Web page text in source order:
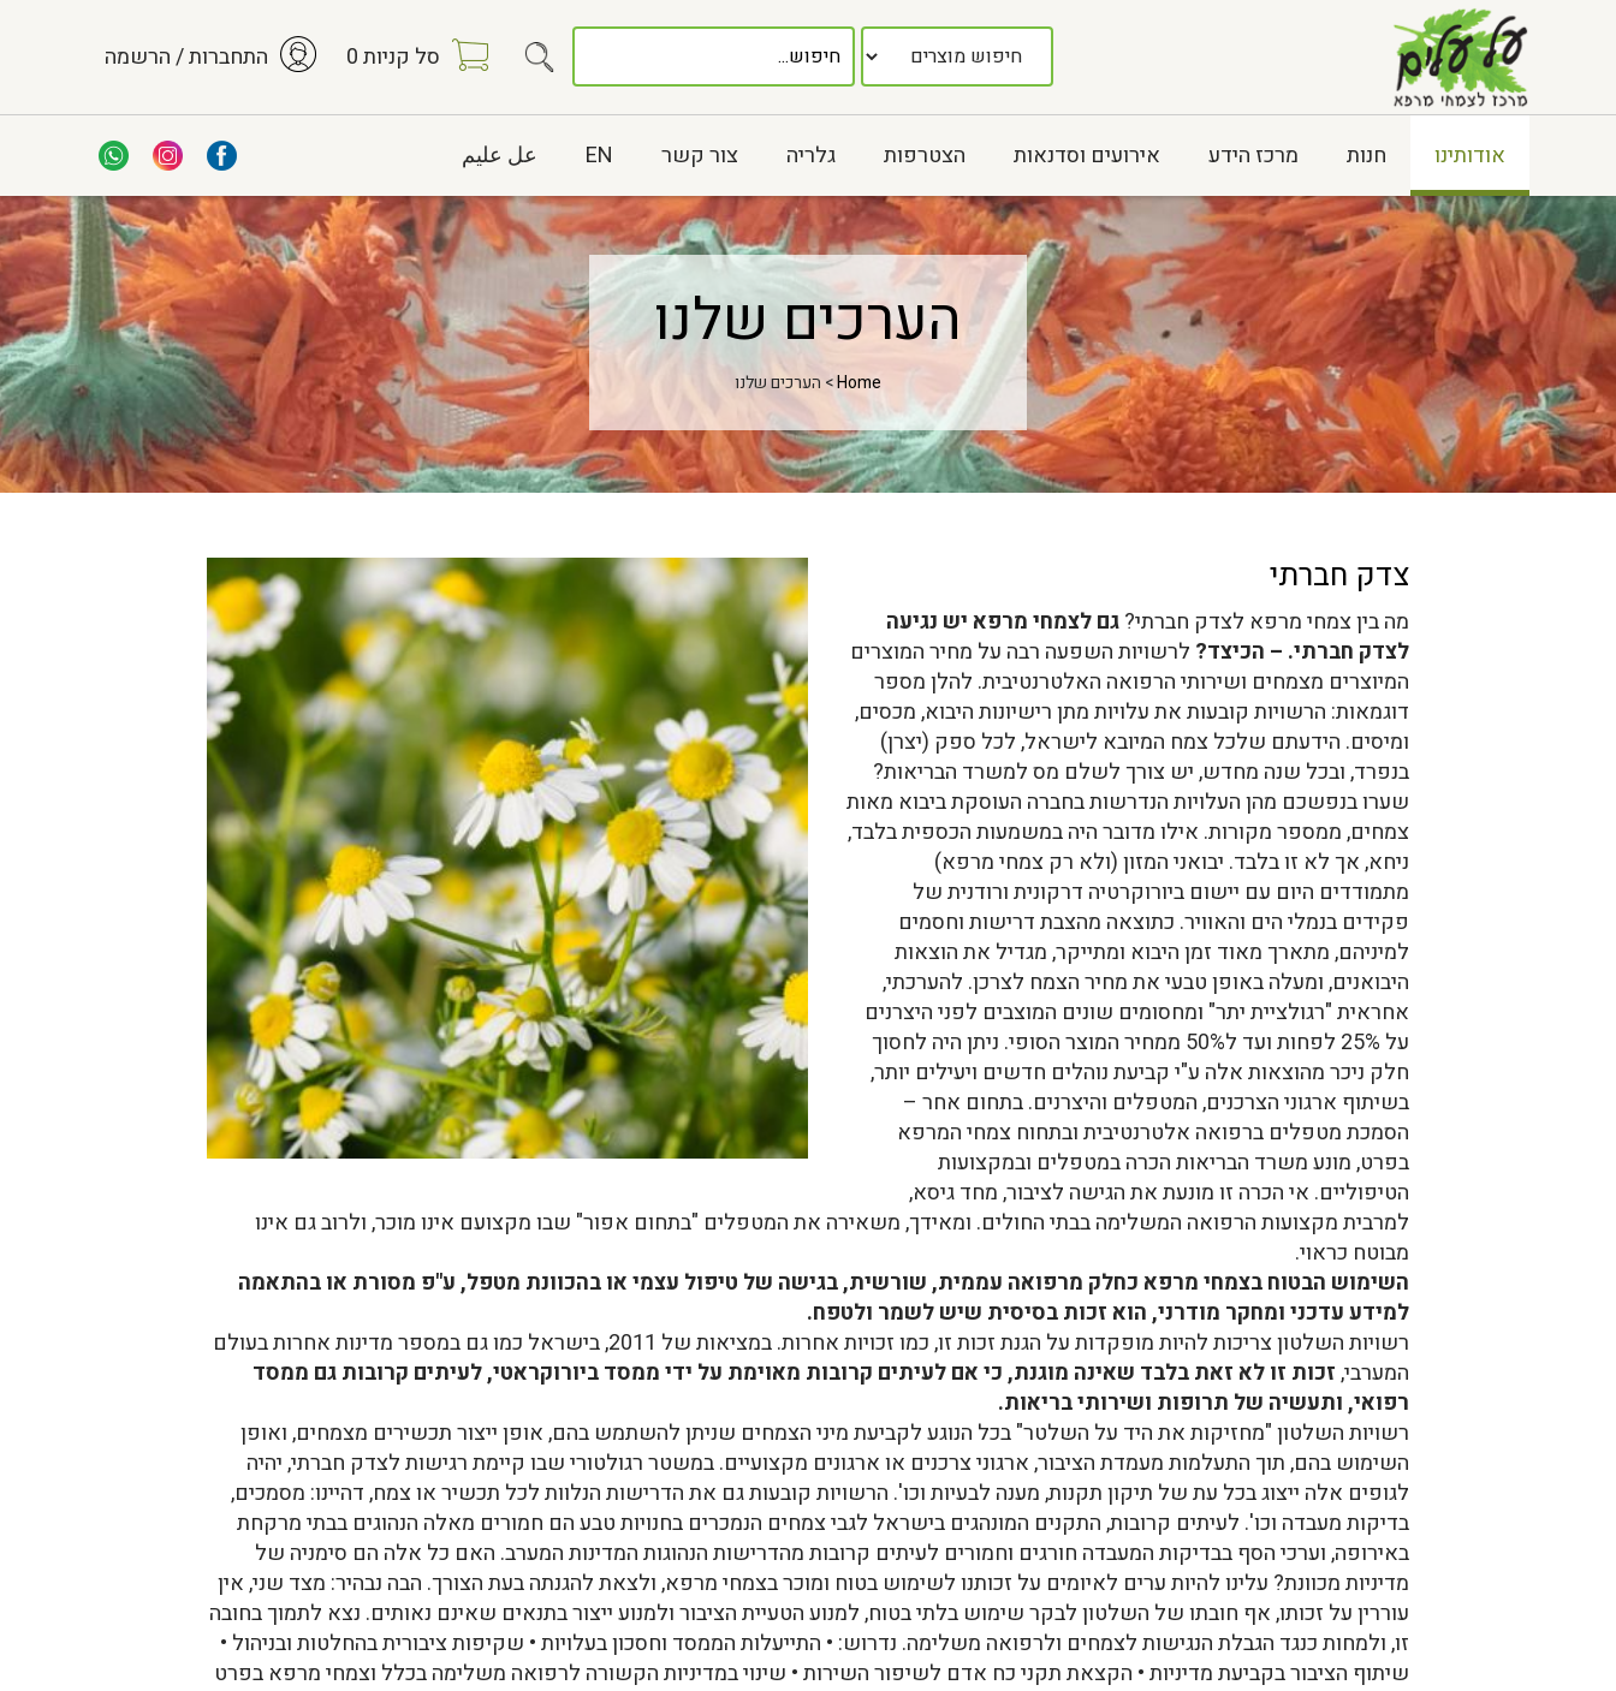
סל קניות0 התחברות / הרשמה
אודותינו חנות מרכז הידע אירועים וסדנאות הצטרפות גלריה צור קשר EN عل عليم
הערכים שלנו
Home> הערכים שלנו
צדק חברתי
מה בין צמחי מרפא לצדק חברתי?גם לצמחי מרפא יש נגיעה
לצדק חברתי. – הכיצד? לרשויות השפעה רבה על מחיר המוצרים
המיוצרים מצמחים ושירותי הרפואה האלטרנטיבית. להלן מספר
דוגמאות: הרשויות קובעות את עלויות מתן רישיונות היבוא, מכסים,
ומיסים. הידעתם שלכל צמח המיובא לישראל, לכל ספק (יצרן)
בנפרד, ובכל שנה מחדש, יש צורך לשלם מס למשרד הבריאות?
שערו בנפשכם מהן העלויות הנדרשות בחברה העוסקת ביבוא מאות
צמחים, ממספר מקורות. אילו מדובר היה במשמעות הכספית בלבד,
ניחא, אך לא זו בלבד. יבואני המזון (ולא רק צמחי מרפא)
מתמודדים היום עם יישום ביורוקרטיה דרקונית ורודנית של
פקידים בנמלי הים והאוויר. כתוצאה מהצבת דרישות וחסמים
למיניהם, מתארך מאוד זמן היבוא ומתייקר, מגדיל את הוצאות
היבואנים, ומעלה באופן טבעי את מחיר הצמח לצרכן. להערכתי,
אחראית "רגולציית יתר" ומחסומים שונים המוצבים לפני היצרנים
על 25% לפחות ועד ל50% ממחיר המוצר הסופי. ניתן היה לחסוך
חלק ניכר מהוצאות אלה ע"י קביעת נוהלים חדשים ויעילים יותר,
בשיתוף ארגוני הצרכנים, המטפלים והיצרנים. בתחום אחר –
הסמכת מטפלים ברפואה אלטרנטיבית ובתחוח צמחי המרפא
בפרט, מונע משרד הבריאות הכרה במטפלים ובמקצועות
הטיפוליים. אי הכרה זו מונעת את הגישה לציבור, מחד גיסא,
למרבית מקצועות הרפואה המשלימה בבתי החולים. ומאידך, משאירה את המטפלים "בתחום אפור" שבו מקצועם אינו מוכר, ולרוב גם אינו
מבוטח כראוי.
השימוש הבטוח בצמחי מרפא כחלק מרפואה עממית, שורשית, בגישה של טיפול עצמי או בהכוונת מטפל, ע"פ מסורת או בהתאמה
למידע עדכני ומחקר מודרני, הוא זכות בסיסית שיש לשמר ולטפח.
רשויות השלטון צריכות להיות מופקדות על הגנת זכות זו, כמו זכויות אחרות. במציאות של 2011, בישראל כמו גם במספר מדינות אחרות בעולם
המערבי,זכות זו לא זאת בלבד שאינה מוגנת, כי אם לעיתים קרובות מאוימת על ידי ממסד ביורוקראטי, לעיתים קרובות גם ממסד
רפואי, ותעשיה של תרופות ושירותי בריאות.
רשויות השלטון "מחזיקות את היד על השלטר" בכל הנוגע לקביעת מיני הצמחים שניתן להשתמש בהם, אופן ייצור תכשירים מצמחים, ואופן
השימוש בהם, תוך התעלמות מעמדת הציבור, ארגוני צרכנים או ארגונים מקצועיים. במשטר רגולטורי שבו קיימת רגישות לצדק חברתי, יהיה
לגופים אלה ייצוג בכל עת של תיקון תקנות, מענה לבעיות וכו'. הרשויות קובעות גם את הדרישות הנלוות לכל תכשיר או צמח, דהיינו: מסמכים,
בדיקות מעבדה וכו'. לעיתים קרובות, התקנים המונהגים בישראל לגבי צמחים הנמכרים בחנויות טבע הם חמורים מאלה הנהוגים בבתי מרקחת
באירופה, וערכי הסף בבדיקות המעבדה חורגים וחמורים לעיתים קרובות מהדרישות הנהוגות המדינות המערב. האם כל אלה הם סימניה של
מדיניות מכוונת? עלינו להיות ערים לאיומים על זכותנו לשימוש בטוח ומוכר בצמחי מרפא, ולצאת להגנתה בעת הצורך. הבה נבהיר: מצד שני, אין
עוררין על זכותו, אף חובתו של השלטון לבקר שימוש בלתי בטוח, למנוע הטעיית הציבור ולמנוע ייצור בתנאים שאינם נאותים. נצא לתמוך בחובה
זו, ולמחות כנגד הגבלת הנגישות לצמחים ולרפואה משלימה. נדרוש: • התייעלות הממסד וחסכון בעלויות • שקיפות ציבורית בהחלטות ובניהול •
שיתוף הציבור בקביעת מדיניות • הקצאת תקני כח אדם לשיפור השירות • שינוי במדיניות הקשורה לרפואה משלימה בכלל וצמחי מרפא בפרט